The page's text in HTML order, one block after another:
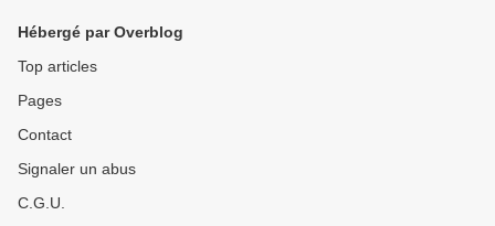
Hébergé par Overblog
Top articles
Pages
Contact
Signaler un abus
C.G.U.